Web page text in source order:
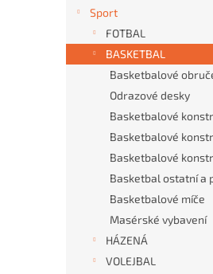
n
Sport
FOTBAL
BASKETBAL
Basketbalové
Odrazové desky
Basketbalové
Basketbalové
Basketbalové
Basketbal ostatní a
Basketbalové míče
Masérské vybavení
HÁZENÁ
VOLEJBAL